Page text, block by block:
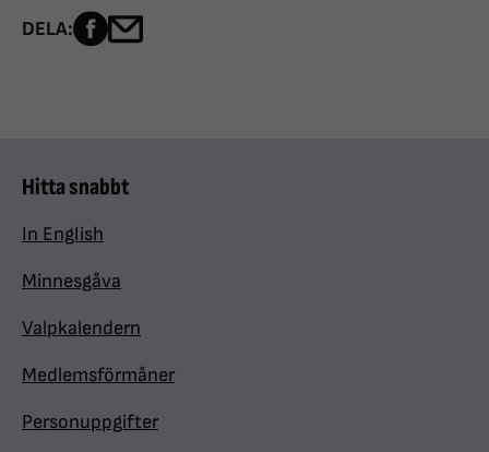
DELA: Dela sidan på Facebook
Hitta snabbt
In English
Minnesgåva
Valpkalendern
Medlemsförmåner
Personuppgifter